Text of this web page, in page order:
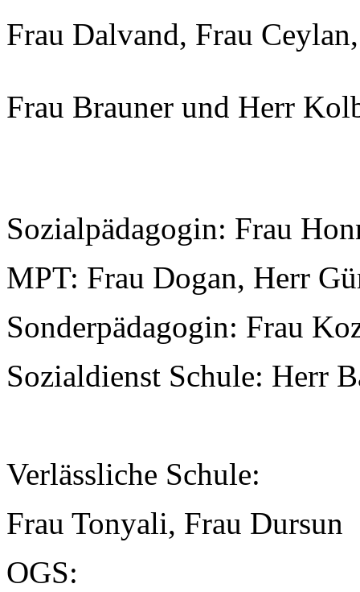
Frau Dalvand, Frau
Frau Brauner und Herr
Sozialpädagogin: Frau
MPT: Frau Dogan, Herr
Sonderpädagogin: Frau
Sozialdienst Schule: Herr
Verlässliche Schule:
Frau Tonyali, Frau Dursun
OGS: